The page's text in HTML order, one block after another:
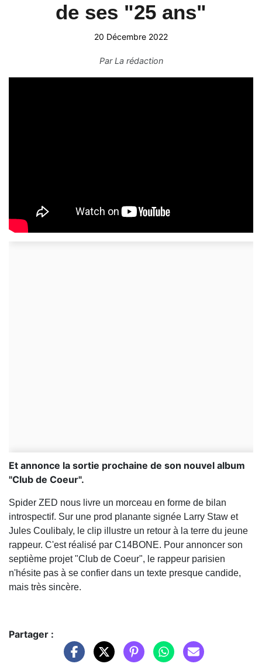
de ses "25 ans"
20 Décembre 2022
ParLa rédaction
Et annonce la sortie prochaine de son nouvel album
"Club de Coeur".
Spider ZED nous livre un morceau en forme de bilan
introspectif. Sur une prod planante signée Larry Staw et
Jules Coulibaly, le clip illustre un retour à la terre du jeune
rappeur. C'est réalisé par C14BONE. Pour annoncer son
septième projet "Club de Coeur", le rappeur parisien
n'hésite pas à se confier dans un texte presque candide,
mais très sincère.
Partager :